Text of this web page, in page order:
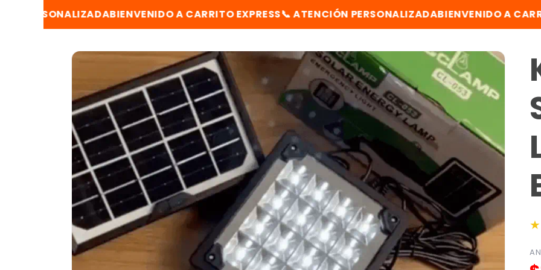
directamenteBIENVENIDO A CARRITO EXPRESS📞 ATENCIÓN PERSONALIZADABIENVENIDO A CARRITO
directamente
información
del producto
★